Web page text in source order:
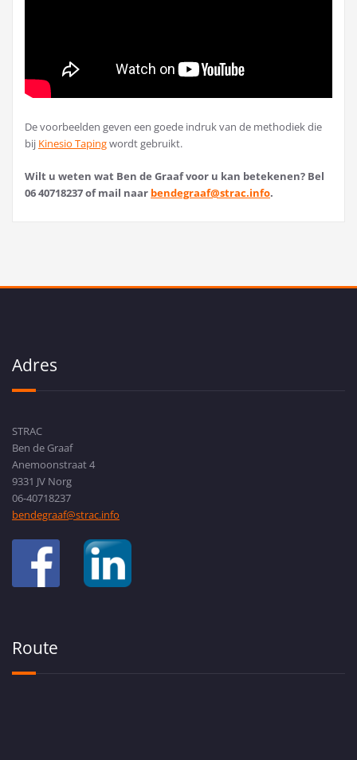
De voorbeelden geven een goede indruk van de methodiek die
bij Kinesio Tapingwordt gebruikt.
Wilt u weten wat Ben de Graaf voor u kan betekenen? Bel
06 40718237 of mail naar bendegraaf@strac.info.
Adres
STRAC
Ben de Graaf
Anemoonstraat 4
9331 JV Norg
06-40718237
bendegraaf@strac.info
Route